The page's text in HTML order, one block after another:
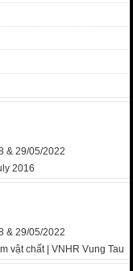
& 29/05/2022
2016
& 29/05/2022
vật chất | VNHR Vung Tau